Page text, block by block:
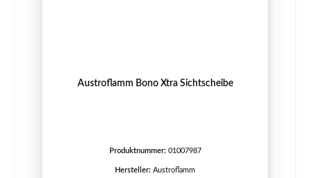
Austroflamm Bono Xtra Sichtscheibe
Produktnummer: 01007987
Hersteller: Austroflamm